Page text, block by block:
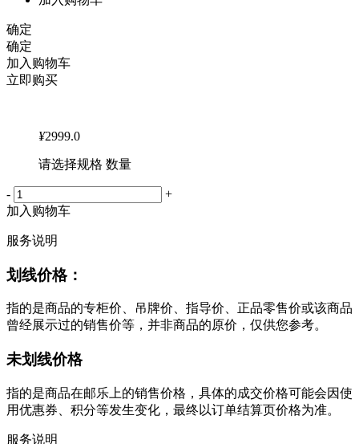
确定
确定
加入购物车
立即购买
¥2999.0
请选择规格 数量
-
+
加入购物车
服务说明
划线价格：
指的是商品的专柜价、吊牌价、指导价、正品零售价或该商品
曾经展示过的销售价等，并非商品的原价，仅供您参考。
未划线价格
指的是商品在邮乐上的销售价格，具体的成交价格可能会因使
用优惠券、积分等发生变化，最终以订单结算页价格为准。
服务说明